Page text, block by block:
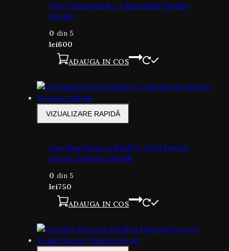
Clive Christian No. 1 Masculine Parfum
100 Ml
0 din 5
lei600
ADAUGA IN COS
VIZUALIZARE RAPIDĂ
Carolina Herrera Bad Boy Gold Fantasy
Eau De Toilette 100 Ml
0 din 5
lei750
ADAUGA IN COS